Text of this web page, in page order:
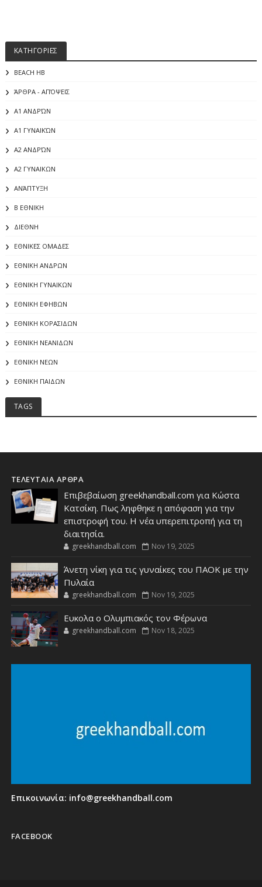
ΚΑΤΗΓΟΡΙΕΣ
BEACH HB
ΆΡΘΡΑ - ΑΠΌΨΕΙΣ
Α1 ΑΝΔΡΏΝ
Α1 ΓΥΝΑΙΚΏΝ
Α2 ΑΝΔΡΏΝ
Α2 ΓΥΝΑΙΚΩΝ
ΑΝΆΠΤΥΞΗ
Β ΕΘΝΙΚΗ
ΔΙΕΘΝΗ
ΕΘΝΙΚΕΣ ΟΜΑΔΕΣ
ΕΘΝΙΚΗ ΑΝΔΡΩΝ
ΕΘΝΙΚΗ ΓΥΝΑΙΚΩΝ
ΕΘΝΙΚΗ ΕΦΗΒΩΝ
ΕΘΝΙΚΗ ΚΟΡΑΣΙΔΩΝ
ΕΘΝΙΚΗ ΝΕΑΝΙΔΩΝ
ΕΘΝΙΚΗ ΝΕΩΝ
ΕΘΝΙΚΗ ΠΑΙΔΩΝ
TAGS
ΤΕΛΕΥΤΑΙΑ ΑΡΘΡΑ
Επιβεβαίωση greekhandball.com για Κώστα
Κατσίκη. Πως ληφθηκε η απόφαση για την
επιστροφή του. Η νέα υπερεπιτροπή για τη
διαιτησία.
greekhandball.com Nov 19, 2025
Άνετη νίκη για τις γυναίκες του ΠΑΟΚ με την
Πυλαία
greekhandball.com Nov 19, 2025
Ευκολα ο Ολυμπιακός τον Φέρωνα
greekhandball.com Nov 18, 2025
Επικοινωνία: info@greekhandball.com
FACEBOOK